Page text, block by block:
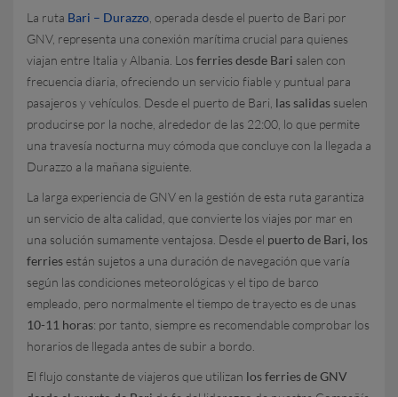
La ruta Bari – Durazzo , operada desde el puerto de Bari por
GNV, representa una conexión marítima crucial para quienes
viajan entre Italia y Albania. Los ferries desde Bari salen con
frecuencia diaria, ofreciendo un servicio fiable y puntual para
pasajeros y vehículos. Desde el puerto de Bari, las salidas suelen
producirse por la noche, alrededor de las 22:00, lo que permite
una travesía nocturna muy cómoda que concluye con la llegada a
Durazzo a la mañana siguiente.
La larga experiencia de GNV en la gestión de esta ruta garantiza
un servicio de alta calidad, que convierte los viajes por mar en
una solución sumamente ventajosa. Desde el puerto de Bari, los
ferriesestán sujetos a una duración de navegación que varía
según las condiciones meteorológicas y el tipo de barco
empleado, pero normalmente el tiempo de trayecto es de unas
10-11 horas: por tanto, siempre es recomendable comprobar los
horarios de llegada antes de subir a bordo.
El flujo constante de viajeros que utilizan los ferries de GNV